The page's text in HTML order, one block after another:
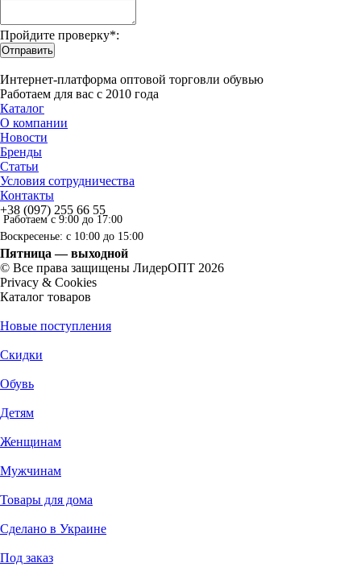
Пройдите проверку*:
Отправить
Интернет-платформа оптовой торговли обувью
Работаем для вас с 2010 года
Каталог
О компании
Новости
Бренды
Статьи
Условия сотрудничества
Контакты
+38 (097) 255 66 55
Работаем с 9:00 до 17:00
Воскресенье: с 10:00 до 15:00
Пятница — выходной
© Все права защищены ЛидерОПТ 2026
Privacy & Cookies
Каталог товаров
Новые поступления
Скидки
Обувь
Детям
Женщинам
Мужчинам
Товары для дома
Сделано в Украине
Под заказ